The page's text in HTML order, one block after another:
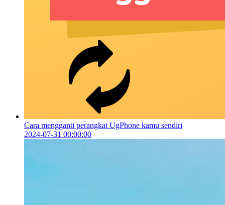
Cara mengganti perangkat UgPhone kamu sendiri
2024-07-31 00:00:00